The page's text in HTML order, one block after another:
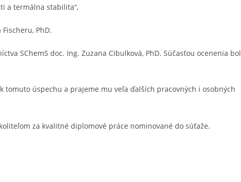
a termálna stabilita“,
PhD.
SChemS doc. Ing. Zuzana Cibulková, PhD. Súčasťou ocenenia bol
tomuto úspechu a prajeme mu veľa ďalších pracovných i osobných
za kvalitné diplomové práce nominované do súťaže.